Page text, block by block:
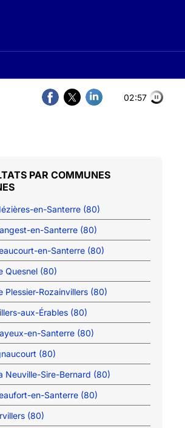
02:56
COMMUNES
en-Santerre (80)
en-Santerre (80)
en-Santerre (80)
Quesnel (80)
Plessier-Rozainvillers (80)
aux-Érables (80)
en-Santerre (80)
(80)
Neuville-Sire-Bernard (80)
en-Santerre (80)
(80)